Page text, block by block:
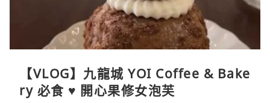
【VLOG】九龍城 YOI Coffee & Bake
ry 必食 ♥ 開心果修女泡芙